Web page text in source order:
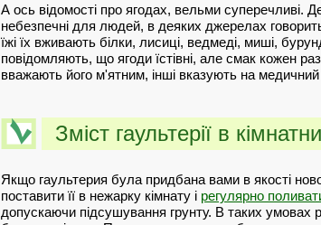
А ось відомості про ягодах, вельми суперечливі.
небезпечні для людей, в деяких джерелах
їжі їх вживають білки, лисиці, ведмеді, миші,
повідомляють, що ягоди їстівні, але смак кожен
вважають його м'ятним, інші вказують на
Зміст гаультерії в
Якщо гаультерия була придбана вами в якості
поставити її в нежарку кімнату і регулярно
допускаючи підсушування грунту. В таких умовах